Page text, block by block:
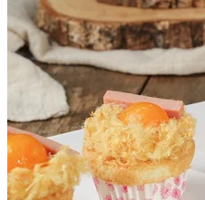
Học Thanh Nhạc
Học Thanh Nhạc
Học Hát Hay Như
Học K-POP Dance
Học Nhảy Hiện Đại
Chuyên Đề Tiktok
Kỹ Thuật – Công Nghệ
Kỹ Thuật Viên Điện
Kỹ Thuật Viên Điện
Kỹ Thuật Viên Điện
Kỹ Thuật Viên Điện